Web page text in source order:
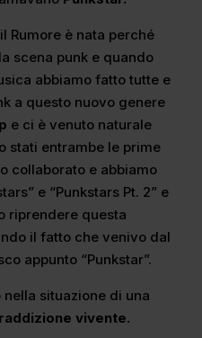
Rumore è nata perché
scena punk e quando
abbiamo fatto tutte e
a questo nuovo genere
e ci è venuto naturale
stati entrambe le prime
collaborato e abbiamo
e “Punkstars Pt. 2” e
riprendere questa
il fatto che venivo dal
appunto “Punkstar”.
situazione di una
vivente.